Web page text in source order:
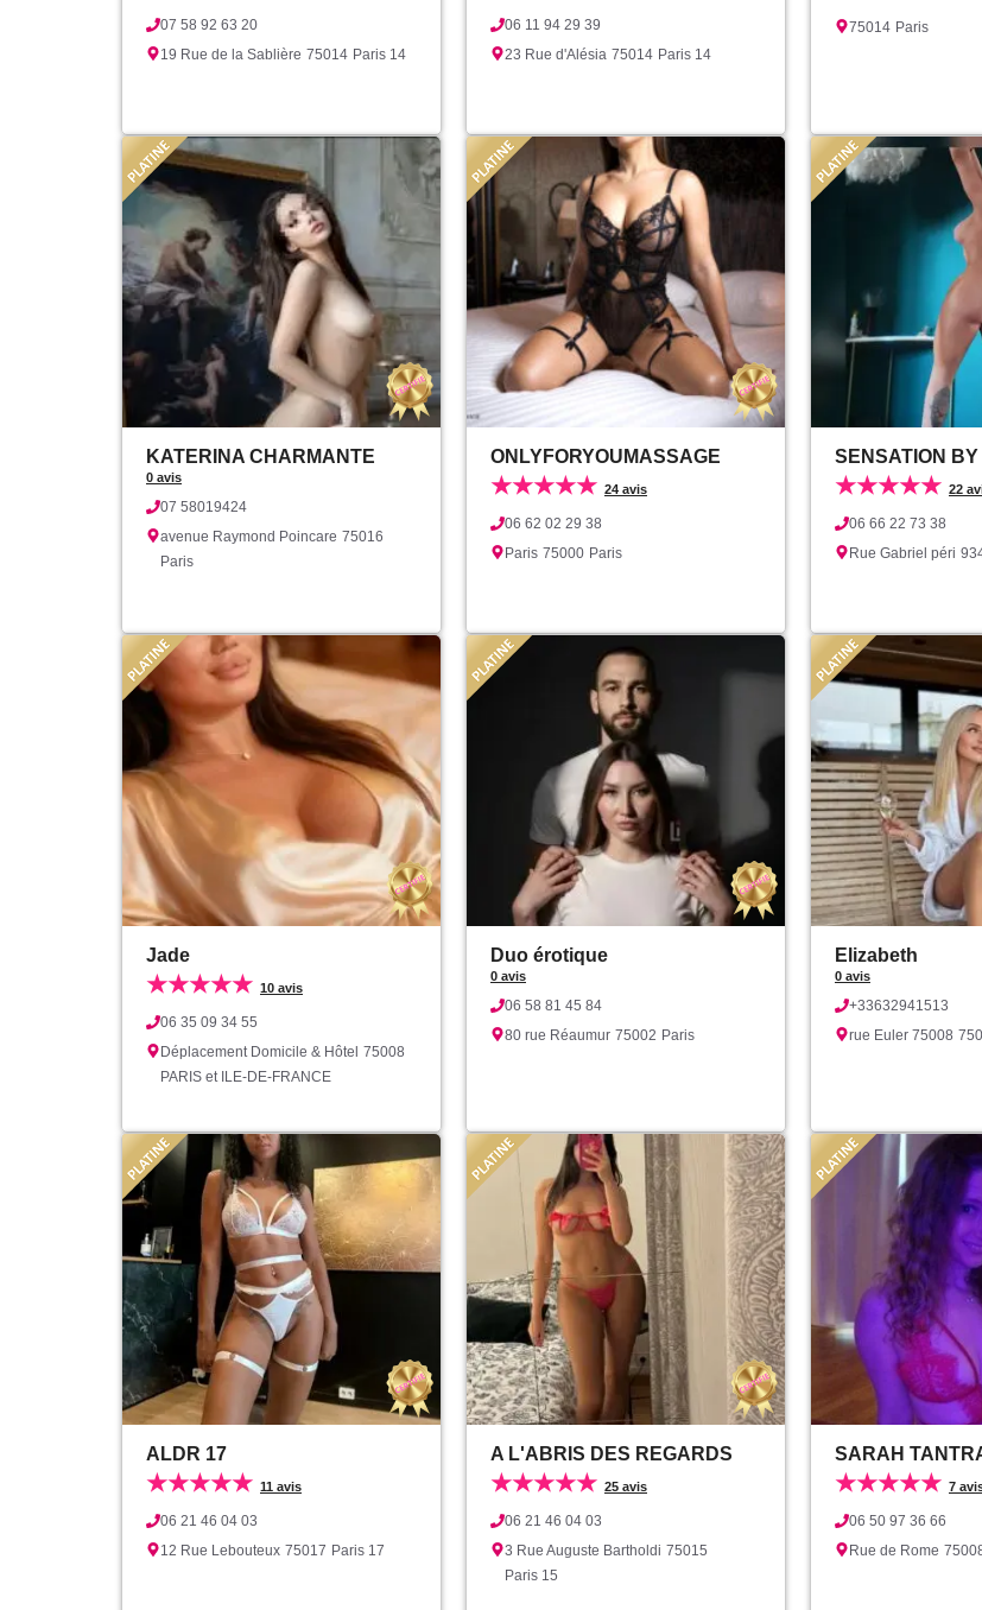
07 58 92 63 20
19 Rue de la Sablière 75014 Paris 14
06 11 94 29 39
23 Rue d'Alésia 75014 Paris 14
75014 Paris
KATERINA CHARMANTE
0 avis
07 58019424
avenue Raymond Poincare 75016
Paris
ONLYFORYOUMASSAGE
★★★★★ 24 avis
06 62 02 29 38
Paris 75000 Paris
SENSATION
★★★★★ 22
06 66 22 73 38
Rue Gabriel péri
Jade
★★★★★ 10 avis
06 35 09 34 55
Déplacement Domicile & Hôtel 75008
PARIS et ILE-DE-FRANCE
Duo érotique
0 avis
06 58 81 45 84
80 rue Réaumur 75002 Paris
Elizabeth
0 avis
+33632941513
rue Euler 75008
ALDR 17
★★★★★ 11 avis
06 21 46 04 03
12 Rue Lebouteux 75017 Paris 17
A L'ABRIS DES REGARDS
★★★★★ 25 avis
06 21 46 04 03
3 Rue Auguste Bartholdi 75015
Paris 15
SARAH
★★★★★ 7
06 50 97 36 66
Rue de Rome